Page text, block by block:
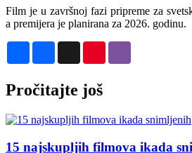
Film je u završnoj fazi pripreme za
a premijera je planirana za 2026. godinu.
Share Facebook
X Pinterest
Pročitajte još
15 najskupljih filmova ikada